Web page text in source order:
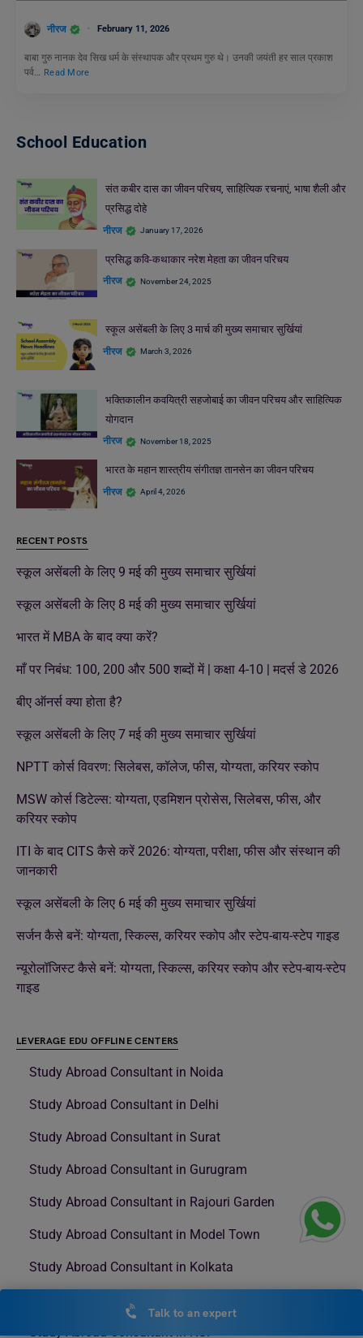
नीरज February 11, 2026
बाबा गुरु नानक देव सिख धर्म के संस्थापक और प्रथम गुरु थे। उनकी जयंती हर साल प्रकाश
पर्व… Read More
School Education
संत कबीर दास का जीवन परिचय, साहित्यिक रचनाएं, भाषा शैली और
प्रसिद्ध दोहे
नीरज January 17, 2026
प्रसिद्ध कवि-कथाकार नरेश मेहता का जीवन परिचय
नीरज November 24, 2025
स्कूल असेंबली के लिए 3 मार्च की मुख्य समाचार सुर्खियां
नीरज March 3, 2026
भक्तिकालीन कवयित्री सहजोबाई का जीवन परिचय और साहित्यिक
योगदान
नीरज November 18, 2025
भारत के महान शास्त्रीय संगीतज्ञ तानसेन का जीवन परिचय
नीरज April 4, 2026
RECENT POSTS
स्कूल असेंबली के लिए 9 मई की मुख्य समाचार सुर्खियां
स्कूल असेंबली के लिए 8 मई की मुख्य समाचार सुर्खियां
भारत में MBA के बाद क्या करें?
माँ पर निबंध: 100, 200 और 500 शब्दों में | कक्षा 4-10 | मदर्स डे 2026
बीए ऑनर्स क्या होता है?
स्कूल असेंबली के लिए 7 मई की मुख्य समाचार सुर्खियां
NPTT कोर्स विवरण: सिलेबस, कॉलेज, फीस, योग्यता, करियर स्कोप
MSW कोर्स डिटेल्स: योग्यता, एडमिशन प्रोसेस, सिलेबस, फीस, और
करियर स्कोप
ITI के बाद CITS कैसे करें 2026: योग्यता, परीक्षा, फीस और संस्थान की
जानकारी
स्कूल असेंबली के लिए 6 मई की मुख्य समाचार सुर्खियां
सर्जन कैसे बनें: योग्यता, स्किल्स, करियर स्कोप और स्टेप-बाय-स्टेप गाइड
न्यूरोलॉजिस्ट कैसे बनें: योग्यता, स्किल्स, करियर स्कोप और स्टेप-बाय-स्टेप
गाइड
LEVERAGE EDU OFFLINE CENTERS
Study Abroad Consultant in Noida
Study Abroad Consultant in Delhi
Study Abroad Consultant in Surat
Study Abroad Consultant in Gurugram
Study Abroad Consultant in Rajouri Garden
Study Abroad Consultant in Model Town
Study Abroad Consultant in Kolkata
Talk to an expert